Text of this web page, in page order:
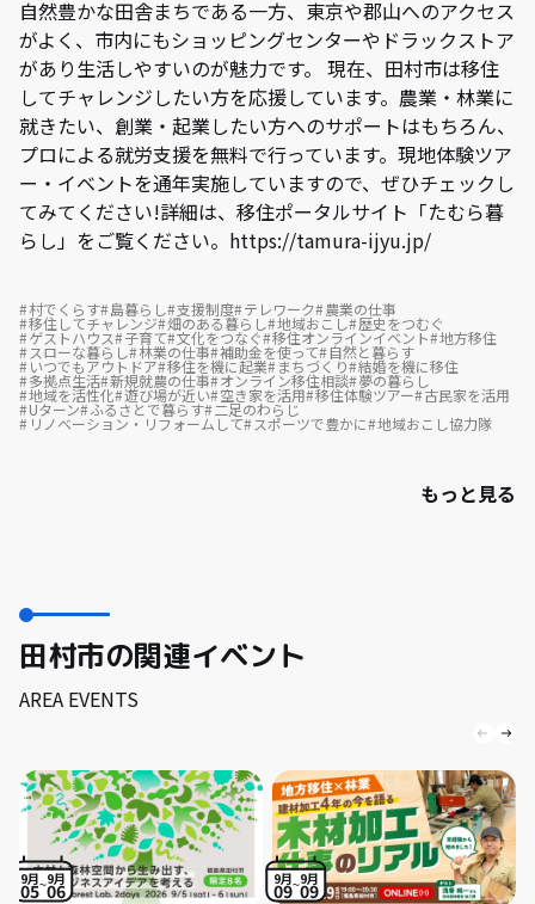
自然豊かな田舎まちである一方、東京や郡山へのアクセス
がよく、市内にもショッピングセンターやドラックストア
があり生活しやすいのが魅力です。 現在、田村市は移住
してチャレンジしたい方を応援しています。農業・林業に
就きたい、創業・起業したい方へのサポートはもちろん、
プロによる就労支援を無料で行っています。現地体験ツア
ー・イベントを通年実施していますので、ぜひチェックし
てみてください!詳細は、移住ポータルサイト「たむら暮
らし」をご覧ください。https://tamura-ijyu.jp/
村でくらす 島暮らし 支援制度 テレワーク 農業の仕事
移住してチャレンジ 畑のある暮らし 地域おこし 歴史をつむぐ
ゲストハウス 子育て 文化をつなぐ 移住オンラインイベント 地方移住
スローな暮らし 林業の仕事 補助金を使って 自然と暮らす
いつでもアウトドア 移住を機に起業 まちづくり 結婚を機に移住
多拠点生活 新規就農の仕事 オンライン移住相談 夢の暮らし
地域を活性化 遊び場が近い 空き家を活用 移住体験ツアー 古民家を活用
Uターン ふるさとで暮らす 二足のわらじ
リノベーション・リフォームして スポーツで豊かに 地域おこし協力隊
もっと見る
田村市の関連イベント
AREA EVENTS
9月
05
9月
06
9月
09
9月
09